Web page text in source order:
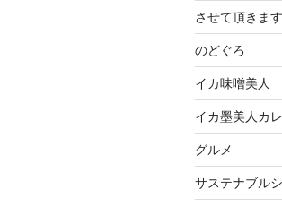
させて頂きま
のどぐろ
イカ味噌美人
イカ墨美人カ
グルメ
サステナブル